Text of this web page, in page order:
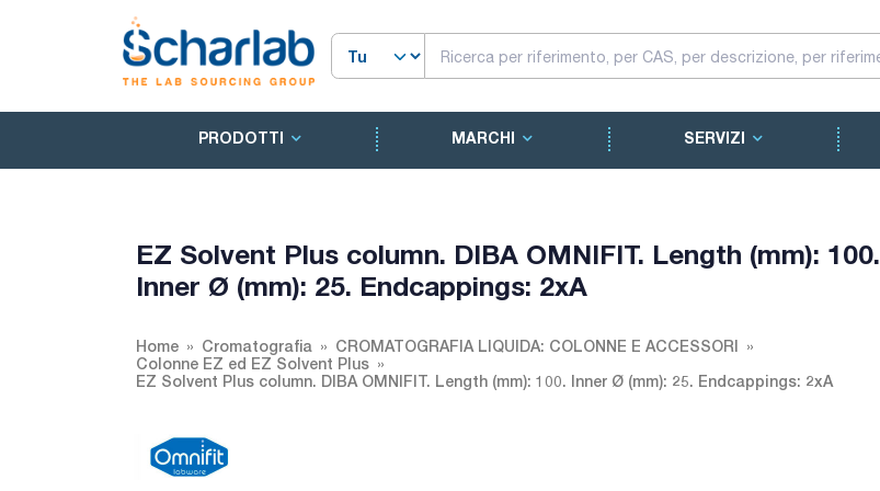
PRODOTTI MARCHI SERVIZI
EZ Solvent Plus column. DIBA OMNIFIT. Length (mm): 100.
Inner Ø (mm): 25. Endcappings: 2xA
Home Cromatografia
CROMATOGRAFIA LIQUIDA: COLONNE E ACCESSORI
Colonne EZ ed EZ Solvent Plus
EZ Solvent Plus column. DIBA OMNIFIT. Length (mm): 100. Inner Ø (mm): 25. Endcappings: 2xA